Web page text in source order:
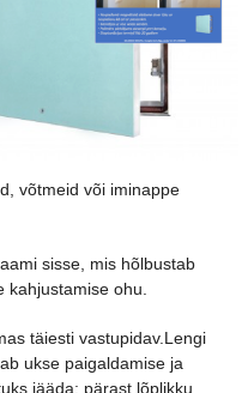
võtmeid või iminappe
sisse, mis hõlbustab
ohu.
täiesti vastupidav.Lengi
ukse paigaldamise ja
jääda; pärast lõplikku